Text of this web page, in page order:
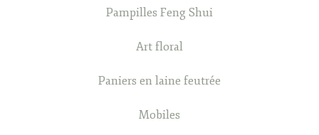
Pampilles Feng Shui
Art floral
Paniers en laine feutrée
Mobiles